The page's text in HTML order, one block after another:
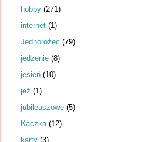
hobby (271)
internet (1)
Jednorożec (79)
jedzenie (8)
jesień (10)
jeż (1)
jubileuszowe (5)
Kaczka (12)
karty (3)